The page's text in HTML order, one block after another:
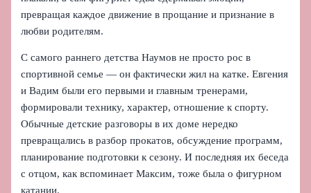
превращая каждое движение в прощание и признание в
любви родителям.
С самого раннего детства Наумов не просто рос в
спортивной семье — он фактически жил на катке. Евгения
и Вадим были его первыми и главным тренерами,
формировали технику, характер, отношение к спорту.
Обычные детские разговоры в их доме нередко
превращались в разбор прокатов, обсуждение программ,
планирование подготовки к сезону. И последняя их беседа
с отцом, как вспоминает Максим, тоже была о фигурном
катании.